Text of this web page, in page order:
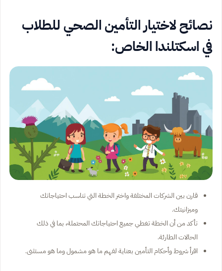
نصائح لاختيار التأمين الصحي للطلاب
في اسكتلندا الخاص:
قارن بين الشركات المختلفة واختر الخطة التي تناسب احتياجاتك
وميزانيتك.
تأكد من أن الخطة تغطي جميع احتياجاتك المحتملة، بما في ذلك
الحالات الطارئة.
اقرأ شروط وأحكام التأمين بعناية لفهم ما هو مشمول وما هو مستثنى.